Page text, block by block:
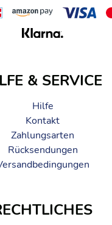
& SERVICE
Hilfe
Kontakt
Zahlungsarten
Rücksendungen